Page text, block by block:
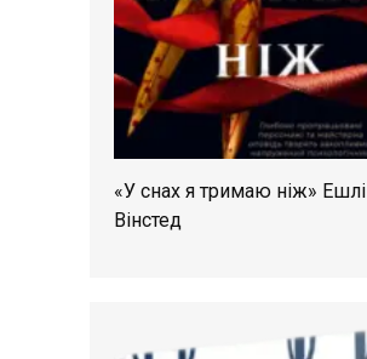
«У снах я тримаю ніж» Ешлі
Вінстед